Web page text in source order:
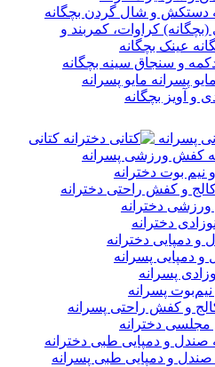
دستکش و شال گردن بچگانه
کراوات، کمربند و
عینک بچگانه
و سنجاق سینه بچگانه
مایو پسرانه
و آویز بچگانه
پسرانه
کتانی
کفش ورزشی پسرانه
نیم‌ بوت دخترانه
و کفش راحتی دخترانه
دخترانه
دخترانه
و دمپایی دخترانه
و دمپایی پسرانه
پسرانه
پسرانه
و کفش راحتی پسرانه
دخترانه
صندل و دمپایی طبی دخترانه
صندل و دمپایی طبی پسرانه